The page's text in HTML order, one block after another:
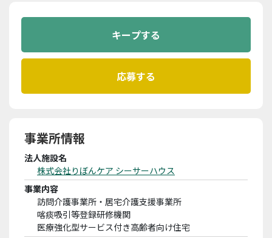
事業所情報
法人施設名
株式会社りぼんケア シーサーハウス
事業内容
訪問介護事業所・居宅介護支援事業所
喀痰吸引等登録研修機関
医療強化型サービス付き高齢者向け住宅